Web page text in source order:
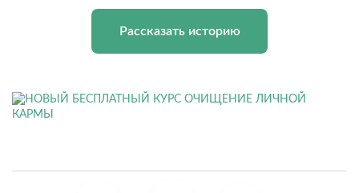
Рассказать историю